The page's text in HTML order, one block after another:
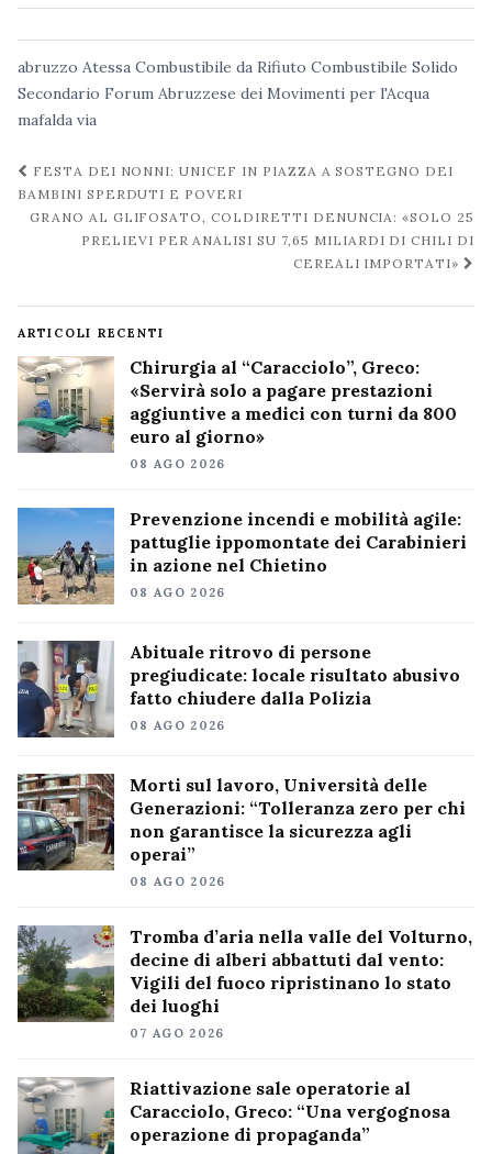
abruzzo Atessa Combustibile da Rifiuto Combustibile Solido
Secondario Forum Abruzzese dei Movimenti per l'Acqua
mafalda via
Navigazione
post
FESTA DEI NONNI: UNICEF IN PIAZZA A SOSTEGNO DEI
BAMBINI SPERDUTI E POVERI
GRANO AL GLIFOSATO, COLDIRETTI DENUNCIA: «SOLO 25
PRELIEVI PER ANALISI SU 7,65 MILIARDI DI CHILI DI
CEREALI IMPORTATI»
ARTICOLI RECENTI
Chirurgia al “Caracciolo”, Greco:
«Servirà solo a pagare prestazioni
aggiuntive a medici con turni da 800
euro al giorno»
08 AGO 2026
Prevenzione incendi e mobilità agile:
pattuglie ippomontate dei Carabinieri
in azione nel Chietino
08 AGO 2026
Abituale ritrovo di persone
pregiudicate: locale risultato abusivo
fatto chiudere dalla Polizia
08 AGO 2026
Morti sul lavoro, Università delle
Generazioni: “Tolleranza zero per chi
non garantisce la sicurezza agli
operai”
08 AGO 2026
Tromba d’aria nella valle del Volturno,
decine di alberi abbattuti dal vento:
Vigili del fuoco ripristinano lo stato
dei luoghi
07 AGO 2026
Riattivazione sale operatorie al
Caracciolo, Greco: “Una vergognosa
operazione di propaganda”